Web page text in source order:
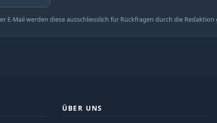
Mail werden diese ausschliesslich für Rückfragen durch die
ÜBER UNS